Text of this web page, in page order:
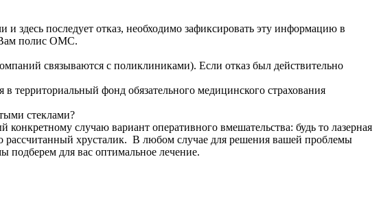
здесь последует отказ, необходимо зафиксировать эту информацию в
Вам полис ОМС.
связываются с поликлиниками). Если отказ был действительно
фонд обязательного медицинского страхования
стеклами?
случаю вариант оперативного вмешательства: будь то лазерная
рассчитанный хрусталик. В любом случае для решения вашей проблемы
подберем для вас оптимальное лечение.